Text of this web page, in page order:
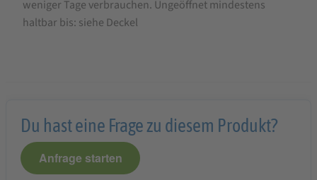
weniger Tage verbrauchen. Ungeöffnet mindestens
haltbar bis: siehe Deckel
Du hast eine Frage zu diesem Produkt?
Anfrage starten